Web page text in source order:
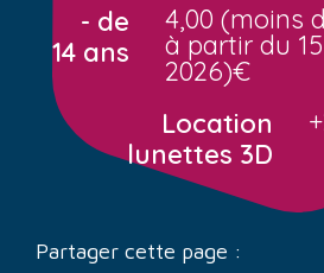
- de
14 ans
4,00 (moins
à partir du
2026)€
Location
lunettes 3D
Partager cette page :